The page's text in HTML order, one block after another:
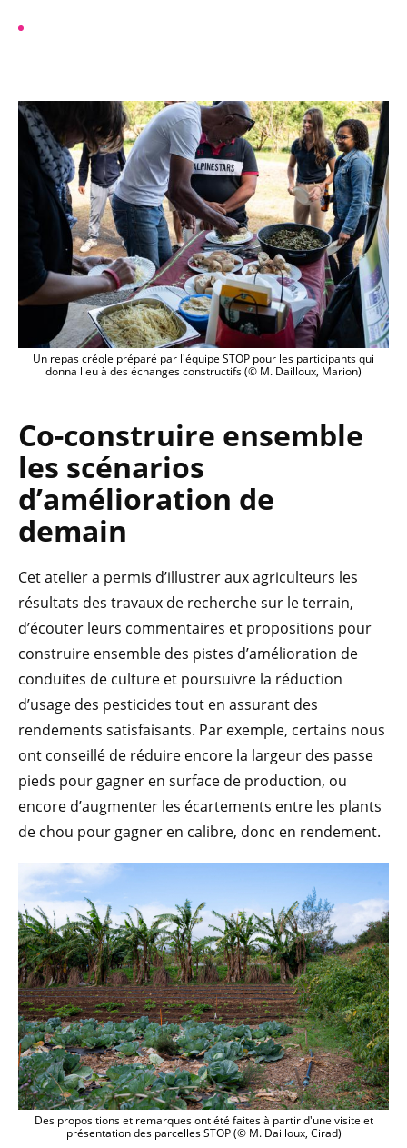
Un repas créole préparé par l'équipe STOP pour les participants qui
donna lieu à des échanges constructifs (© M. Dailloux, Marion)
Co-construire ensemble
les scénarios
d’amélioration de
demain
Cet atelier a permis d’illustrer aux agriculteurs les
résultats des travaux de recherche sur le terrain,
d’écouter leurs commentaires et propositions pour
construire ensemble des pistes d’amélioration de
conduites de culture et poursuivre la réduction
d’usage des pesticides tout en assurant des
rendements satisfaisants. Par exemple, certains nous
ont conseillé de réduire encore la largeur des passe
pieds pour gagner en surface de production, ou
encore d’augmenter les écartements entre les plants
de chou pour gagner en calibre, donc en rendement.
Des propositions et remarques ont été faites à partir d'une visite et
présentation des parcelles STOP (© M. Dailloux, Cirad)